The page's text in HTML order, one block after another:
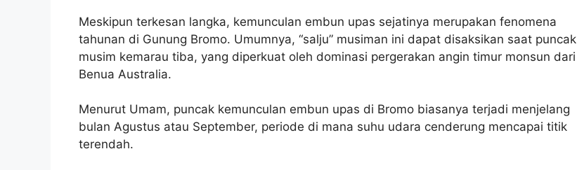
Meskipun terkesan langka, kemunculan embun upas sejatinya merupakan fenomena
tahunan di Gunung Bromo. Umumnya, “salju” musiman ini dapat disaksikan saat puncak
musim kemarau tiba, yang diperkuat oleh dominasi pergerakan angin timur monsun dari
Benua Australia.
Menurut Umam, puncak kemunculan embun upas di Bromo biasanya terjadi menjelang
bulan Agustus atau September, periode di mana suhu udara cenderung mencapai titik
terendah.